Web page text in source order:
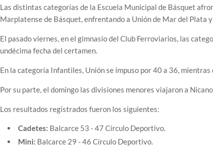
Las distintas categorías de la Escuela Municipal de Básquet
Marplatense de Básquet, enfrentando a Unión de Mar del Plata
El pasado viernes, en el gimnasio del Club Ferroviarios, las
undécima fecha del certamen.
En la categoría Infantiles, Unión se impuso por 40 a 36,
Por su parte, el domingo las divisiones menores viajaron a
Los resultados registrados fueron los siguientes:
Cadetes: Balcarce 53 - 47 Círculo Deportivo.
Mini: Balcarce 29 - 46 Círculo Deportivo.